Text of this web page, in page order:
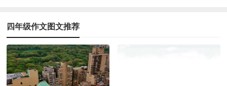
四年级作文图文推荐